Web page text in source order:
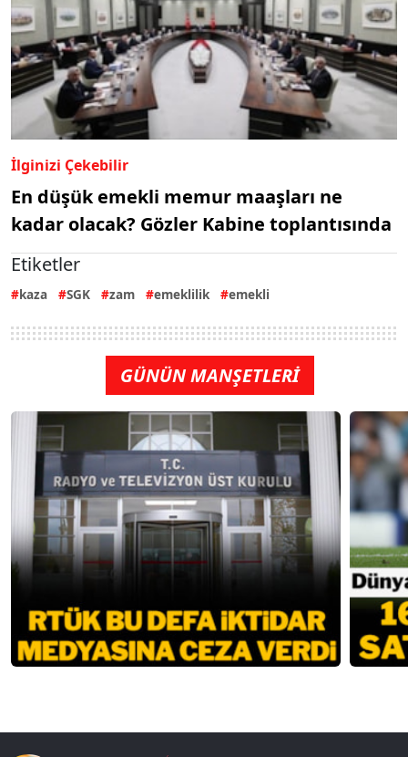
İlginizi Çekebilir
En düşük emekli memur maaşları ne
kadar olacak? Gözler Kabine toplantısında
Etiketler
kaza SGK zam emeklilik emekli
GÜNÜN MANŞETLERİ